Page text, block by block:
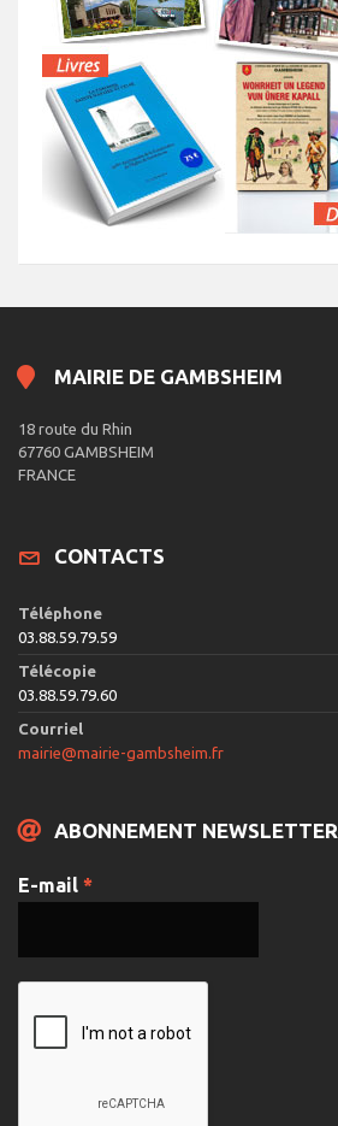
MAIRIE DE GAMBSHEIM
18 route du Rhin
67760 GAMBSHEIM
FRANCE
CONTACTS
Téléphone
03.88.59.79.59
Télécopie
03.88.59.79.60
Courriel
mairie@mairie-gambsheim.fr
ABONNEMENT NEWSLETTER
E-mail *